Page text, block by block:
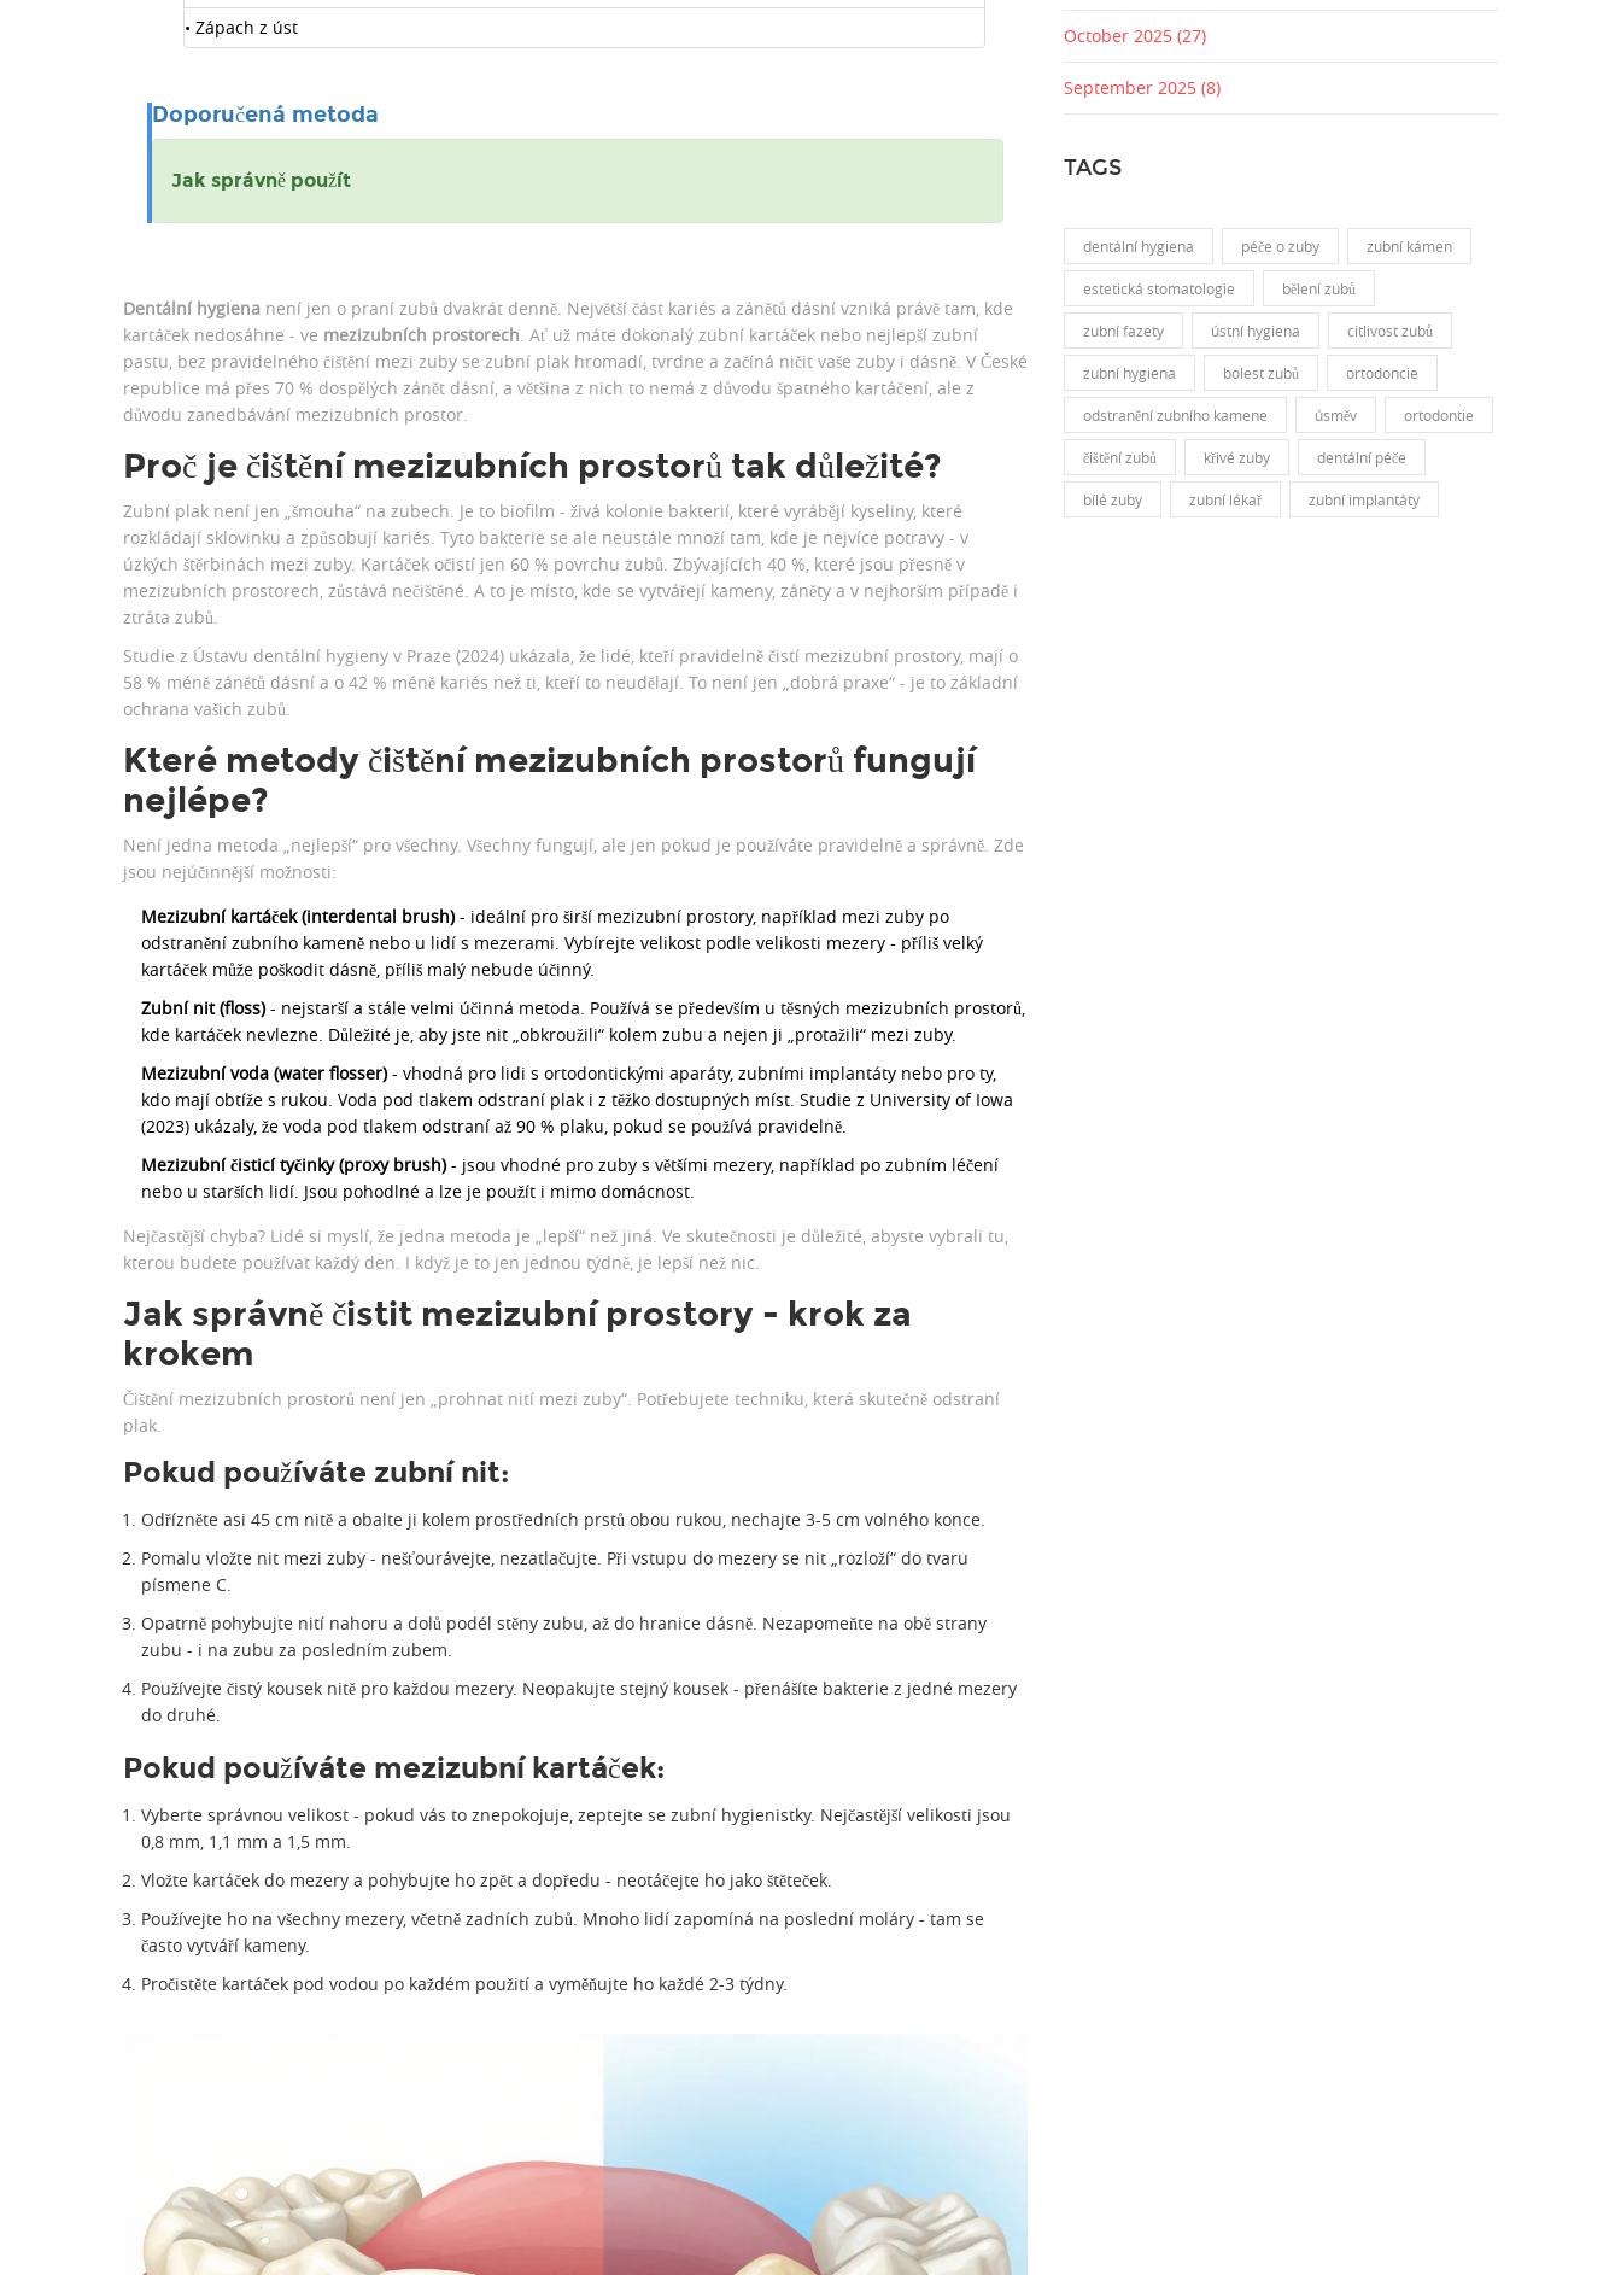
• Zápach z úst
Doporučená metoda
Jak správně použít
Dentální hygiena není jen o praní zubů dvakrát denně. Největší část kariés a zánětů dásní vzniká právě tam, kde
kartáček nedosáhne - ve mezizubních prostorech. Ať už máte dokonalý zubní kartáček nebo nejlepší zubní
pastu, bez pravidelného čištění mezi zuby se zubní plak hromadí, tvrdne a začíná ničit vaše zuby i dásně. V České
republice má přes 70 % dospělých zánět dásní, a většina z nich to nemá z důvodu špatného kartáčení, ale z
důvodu zanedbávání mezizubních prostor.
Proč je čištění mezizubních prostorů tak důležité?
Zubní plak není jen „šmouha“ na zubech. Je to biofilm - živá kolonie bakterií, které vyrábějí kyseliny, které
rozkládají sklovinku a způsobují kariés. Tyto bakterie se ale neustále množí tam, kde je nejvíce potravy - v
úzkých štěrbinách mezi zuby. Kartáček očistí jen 60 % povrchu zubů. Zbývajících 40 %, které jsou přesně v
mezizubních prostorech, zůstává nečištěné. A to je místo, kde se vytvářejí kameny, záněty a v nejhorším případě i
ztráta zubů.
Studie z Ústavu dentální hygieny v Praze (2024) ukázala, že lidé, kteří pravidelně čistí mezizubní prostory, mají o
58 % méně zánětů dásní a o 42 % méně kariés než ti, kteří to neudělají. To není jen „dobrá praxe“ - je to základní
ochrana vašich zubů.
Které metody čištění mezizubních prostorů fungují
nejlépe?
Není jedna metoda „nejlepší“ pro všechny. Všechny fungují, ale jen pokud je používáte pravidelně a správně. Zde
jsou nejúčinnější možnosti:
Mezizubní kartáček (interdental brush)- ideální pro širší mezizubní prostory, například mezi zuby po
odstranění zubního kameně nebo u lidí s mezerami. Vybírejte velikost podle velikosti mezery - příliš velký
kartáček může poškodit dásně, příliš malý nebude účinný.
Zubní nit (floss)- nejstarší a stále velmi účinná metoda. Používá se především u těsných mezizubních prostorů,
kde kartáček nevlezne. Důležité je, aby jste nit „obkroužili“ kolem zubu a nejen ji „protažili“ mezi zuby.
Mezizubní voda (water flosser)- vhodná pro lidi s ortodontickými aparáty, zubními implantáty nebo pro ty,
kdo mají obtíže s rukou. Voda pod tlakem odstraní plak i z těžko dostupných míst. Studie z University of Iowa
(2023) ukázaly, že voda pod tlakem odstraní až 90 % plaku, pokud se používá pravidelně.
Mezizubní čisticí tyčinky (proxy brush)- jsou vhodné pro zuby s většími mezery, například po zubním léčení
nebo u starších lidí. Jsou pohodlné a lze je použít i mimo domácnost.
Nejčastější chyba? Lidé si myslí, že jedna metoda je „lepší“ než jiná. Ve skutečnosti je důležité, abyste vybrali tu,
kterou budete používat každý den. I když je to jen jednou týdně, je lepší než nic.
Jak správně čistit mezizubní prostory - krok za
krokem
Čištění mezizubních prostorů není jen „prohnat nití mezi zuby“. Potřebujete techniku, která skutečně odstraní
plak.
Pokud používáte zubní nit:
Odřízněte asi 45 cm nitě a obalte ji kolem prostředních prstů obou rukou, nechajte 3-5 cm volného konce.
Pomalu vložte nit mezi zuby - nešťourávejte, nezatlačujte. Při vstupu do mezery se nit „rozloží“ do tvaru
písmene C.
Opatrně pohybujte nití nahoru a dolů podél stěny zubu, až do hranice dásně. Nezapomeňte na obě strany
zubu - i na zubu za posledním zubem.
Používejte čistý kousek nitě pro každou mezery. Neopakujte stejný kousek - přenášíte bakterie z jedné mezery
do druhé.
Pokud používáte mezizubní kartáček:
Vyberte správnou velikost - pokud vás to znepokojuje, zeptejte se zubní hygienistky. Nejčastější velikosti jsou
0,8 mm, 1,1 mm a 1,5 mm.
Vložte kartáček do mezery a pohybujte ho zpět a dopředu - neotáčejte ho jako štěteček.
Používejte ho na všechny mezery, včetně zadních zubů. Mnoho lidí zapomíná na poslední moláry - tam se
často vytváří kameny.
Pročistěte kartáček pod vodou po každém použití a vyměňujte ho každé 2-3 týdny.
October 2025 (27)
September 2025 (8)
TAGS
dentální hygiena péče o zuby zubní kámen
estetická stomatologie bělení zubů
zubní fazety ústní hygiena citlivost zubů
zubní hygiena bolest zubů ortodoncie
odstranění zubního kamene úsměv ortodontie
čištění zubů křivé zuby dentální péče
bílé zuby zubní lékař zubní implantáty